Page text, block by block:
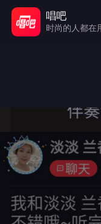
唱吧
时尚的人都在